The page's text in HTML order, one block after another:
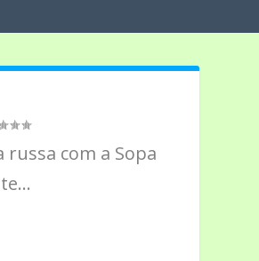
com a Sopa